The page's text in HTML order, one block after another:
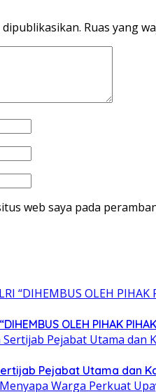
Ruas yang
web saya pada
OLEH PIHAK
Pejabat Utama dan